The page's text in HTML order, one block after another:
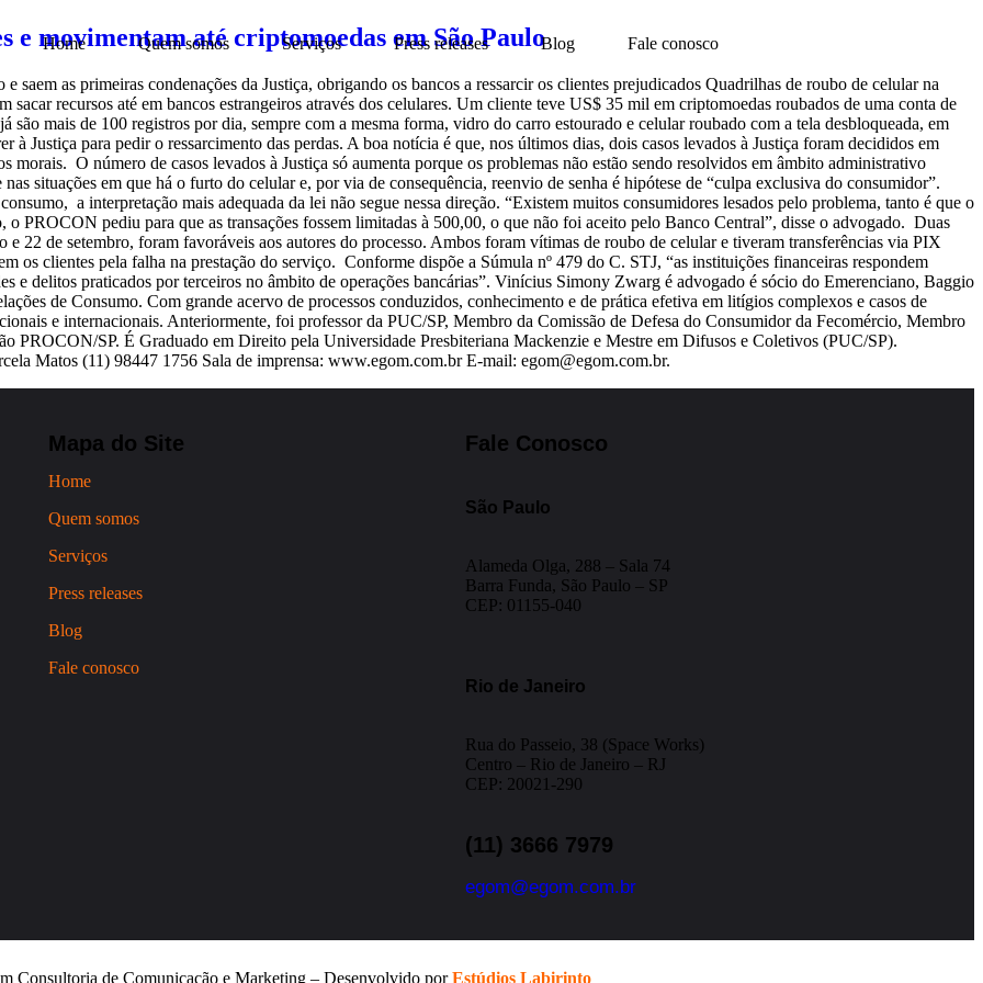
Home Quem somos Serviços Press releases Blog Fale conosco
e movimentam até criptomoedas em São Paulo
saem as primeiras condenações da Justiça, obrigando os bancos a ressarcir os clientes prejudicados Quadrilhas de roubo de celular na
sacar recursos até em bancos estrangeiros através dos celulares. Um cliente teve US$ 35 mil em criptomoedas roubados de uma conta de
mais de 100 registros por dia, sempre com a mesma forma, vidro do carro estourado e celular roubado com a tela desbloqueada, em
Justiça para pedir o ressarcimento das perdas. A boa notícia é que, nos últimos dias, dois casos levados à Justiça foram decididos em
O número de casos levados à Justiça só aumenta porque os problemas não estão sendo resolvidos em âmbito administrativo
situações em que há o furto do celular e, por via de consequência, reenvio de senha é hipótese de “culpa exclusiva do consumidor”.
a interpretação mais adequada da lei não segue nessa direção. “Existem muitos consumidores lesados pelo problema, tanto é que o
PROCON pediu para que as transações fossem limitadas à 500,00, o que não foi aceito pelo Banco Central”, disse o advogado. Duas
e 22 de setembro, foram favoráveis aos autores do processo. Ambos foram vítimas de roubo de celular e tiveram transferências via PIX
os clientes pela falha na prestação do serviço. Conforme dispõe a Súmula nº 479 do C. STJ, “as instituições financeiras respondem
e delitos praticados por terceiros no âmbito de operações bancárias”. Vinícius Simony Zwarg é advogado é sócio do Emerenciano, Baggio
de Consumo. Com grande acervo de processos conduzidos, conhecimento e de prática efetiva em litígios complexos e casos de
e internacionais. Anteriormente, foi professor da PUC/SP, Membro da Comissão de Defesa do Consumidor da Fecomércio, Membro
PROCON/SP. É Graduado em Direito pela Universidade Presbiteriana Mackenzie e Mestre em Difusos e Coletivos (PUC/SP).
Matos (11) 98447 1756 Sala de imprensa: www.egom.com.br E-mail: egom@egom.com.br.
Mapa do Site
Home
Quem somos
Serviços
Press releases
Blog
Fale conosco
Fale Conosco
São Paulo
Alameda Olga, 288 – Sala 74
Barra Funda, São Paulo – SP
CEP: 01155-040
Rio de Janeiro
Rua do Passeio, 38 (Space Works)
Centro – Rio de Janeiro – RJ
CEP: 20021-290
(11) 3666 7979
egom@egom.com.br
Consultoria de Comunicação e Marketing – Desenvolvido porEstúdios Labirinto